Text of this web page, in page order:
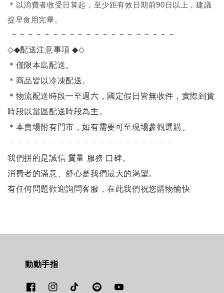
＊ 以消費者收受日算起，至少距有效日期前90日以上，建議
提早食用完畢。
－－－－－－－－－－－－－－－－－－－－
◇◆配送注意事項◆◇
＊僅限本島配送。
＊商品皆以冷凍配送。
＊物流配送時段一至週六，國定假日皆無收件，實際到貨
時段以當區配送時段為主。
＊本賣場附有門市，如有需要可至現場參觀選購。
－－－－－－－－－－－－－－－－－－－－
我們拼的是誠信 質量 服務 口碑。
消費者的滿意、舒心是我們最大的渴望。
有任何問題歡迎詢問客服，在此我們祝您購物愉快
動動手指